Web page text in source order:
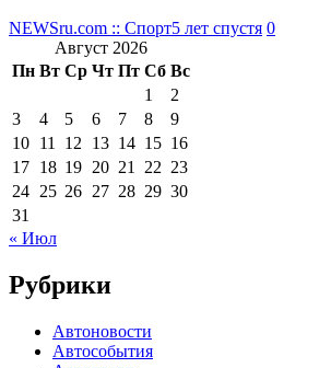
NEWSru.com :: Спорт5 лет спустя 0
Август 2026
Пн Вт Ср Чт Пт Сб Вс
1
2
3
4 5 6 7 8
9
10 11 12 13 14 15 16
17 18 19 20 21 22 23
24 25 26 27 28 29 30
31
« Июл
Рубрики
Автоновости
Автособытия